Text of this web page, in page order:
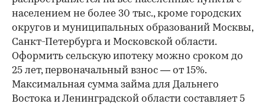
населением не более 30 тыс., кроме городских
округов и муниципальных образований Москвы,
Санкт-Петербурга и Московской области.
Оформить сельскую ипотеку можно сроком до
25 лет, первоначальный взнос — от 15%.
Максимальная сумма займа для Дальнего
Востока и Ленинградской области составляет 5